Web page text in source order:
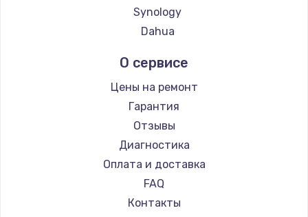
Synology
Dahua
О сервисе
Цены на ремонт
Гарантия
Отзывы
Диагностика
Оплата и доставка
FAQ
Контакты